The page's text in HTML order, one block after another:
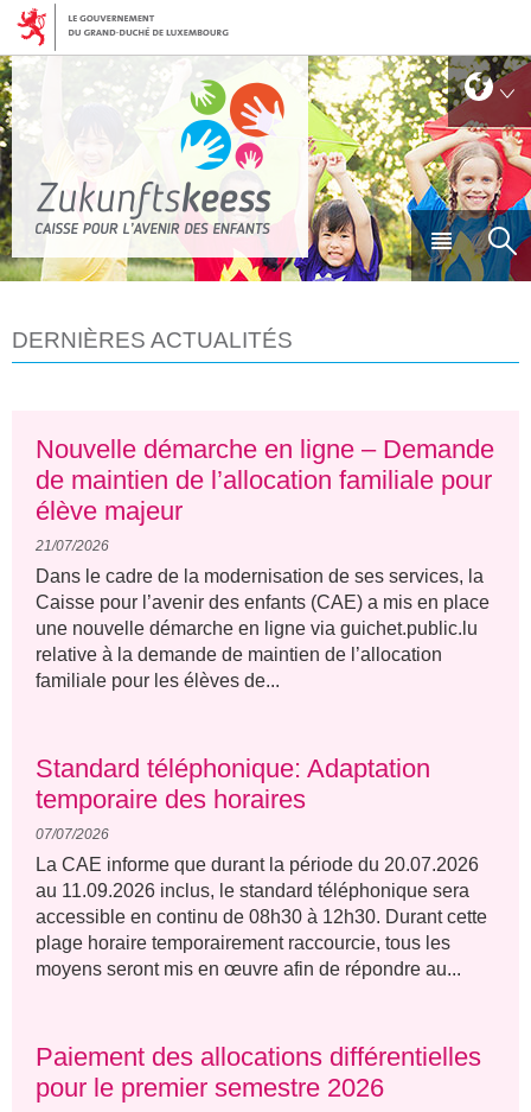
Aller
la
navigation
Aller
au
contenu
Menu
Changer
de
langue
DERNIÈRES ACTUALITÉS
Nouvelle démarche en ligne – Demande
de maintien de l’allocation familiale pour
élève majeur
21/07/2026
Dans le cadre de la modernisation de ses services, la
Caisse pour l’avenir des enfants (CAE) a mis en place
une nouvelle démarche en ligne via guichet.public.lu
relative à la demande de maintien de l’allocation
familiale pour les élèves de...
Standard téléphonique: Adaptation
temporaire des horaires
07/07/2026
La CAE informe que durant la période du 20.07.2026
au 11.09.2026 inclus, le standard téléphonique sera
accessible en continu de 08h30 à 12h30. Durant cette
plage horaire temporairement raccourcie, tous les
moyens seront mis en œuvre afin de répondre au...
Paiement des allocations différentielles
pour le premier semestre 2026